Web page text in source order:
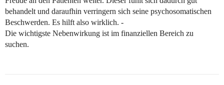
behandelt und daraufhin verringern sich seine psychosomatischen
Beschwerden. Es hilft also wirklich. -
Die wichtigste Nebenwirkung ist im finanziellen Bereich zu
suchen.